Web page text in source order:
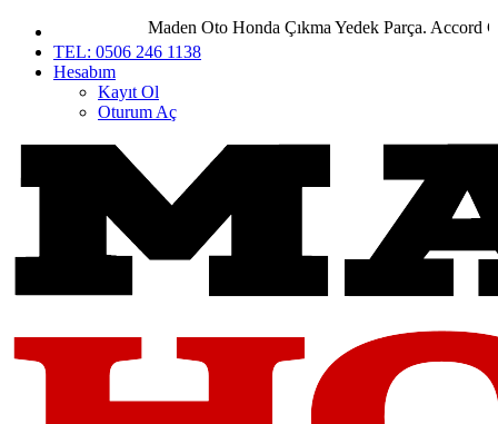
Maden Oto Honda Çıkma Yedek Parça. Accord
TEL: 0506 246 1138
Hesabım
Kayıt Ol
Oturum Aç